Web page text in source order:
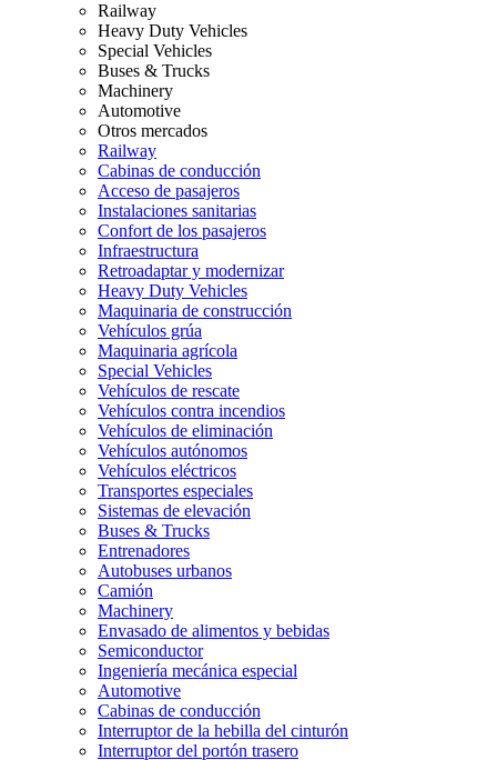
Railway
Heavy Duty Vehicles
Special Vehicles
Buses & Trucks
Machinery
Automotive
Otros mercados
Railway
Cabinas de conducción
Acceso de pasajeros
Instalaciones sanitarias
Confort de los pasajeros
Infraestructura
Retroadaptar y modernizar
Heavy Duty Vehicles
Maquinaria de construcción
Vehículos grúa
Maquinaria agrícola
Special Vehicles
Vehículos de rescate
Vehículos contra incendios
Vehículos de eliminación
Vehículos autónomos
Vehículos eléctricos
Transportes especiales
Sistemas de elevación
Buses & Trucks
Entrenadores
Autobuses urbanos
Camión
Machinery
Envasado de alimentos y bebidas
Semiconductor
Ingeniería mecánica especial
Automotive
Cabinas de conducción
Interruptor de la hebilla del cinturón
Interruptor del portón trasero